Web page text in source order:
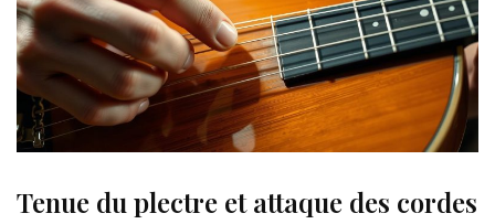
Tenue du plectre et attaque des cordes